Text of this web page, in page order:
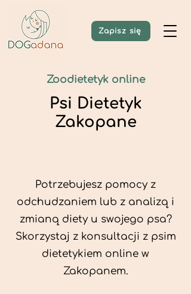
Zapisz się
Zoodietetyk online
Psi Dietetyk
Zakopane
Potrzebujesz pomocy z
odchudzaniem lub z analizą i
zmianą diety u swojego psa?
Skorzystaj z konsultacji z psim
dietetykiem online w
Zakopanem.